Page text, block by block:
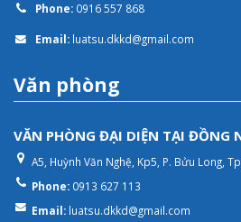
Phone: 0916 557 868
Email: luatsu.dkkd@gmail.com
Văn phòng
VĂN PHÒNG ĐẠI DIỆN TẠI ĐỒNG
A5, Huỳnh Văn Nghệ, Kp5, P. Bửu Long,
Phone: 0913 627 113
Email: luatsu.dkkd@gmail.com